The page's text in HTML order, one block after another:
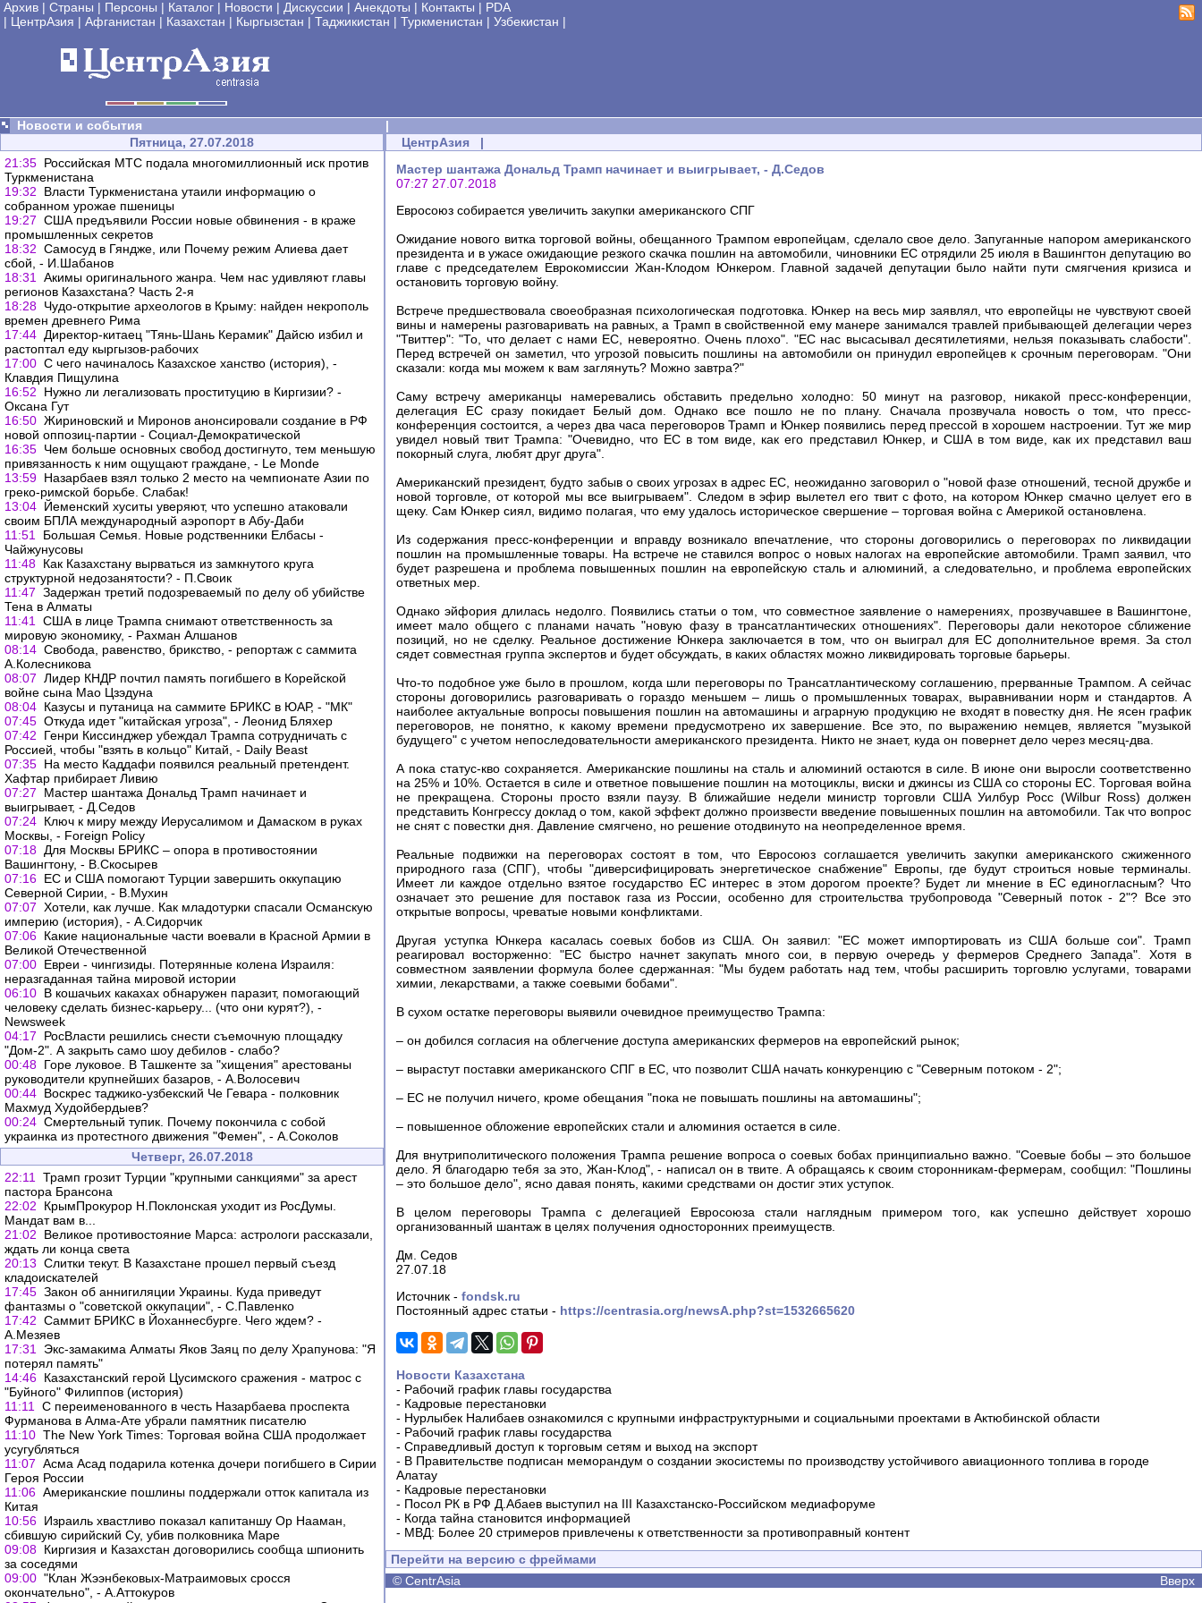
Архив | Страны | Персоны | Каталог | Новости | Дискуссии | Анекдоты | Контакты | PDA
| ЦентрАзия | Афганистан | Казахстан | Кыргызстан | Таджикистан | Туркменистан | Узбекистан |
Новости и события
|
Пятница, 27.07.2018
21:35 Российская МТС подала многомиллионный иск против
Туркменистана
19:32
Власти Туркменистана утаили информацию о
собранном урожае пшеницы
19:27 США предъявили России новые обвинения - в краже
промышленных секретов
18:32 Самосуд в Гяндже, или Почему режим Алиева дает
сбой, - И.Шабанов
18:31
Акимы оригинального жанра. Чем нас удивляют главы
регионов Казахстана? Часть 2-я
18:28 Чудо-открытие археологов в Крыму: найден некрополь
времен древнего Рима
17:44 Директор-китаец "Тянь-Шань Керамик" Дайсю избил и
растоптал еду кыргызов-рабочих
17:00 С чего начиналось Казахское ханство (история), -
Клавдия Пищулина
16:52
Нужно ли легализовать проституцию в Киргизии? -
Оксана Гут
16:50 Жириновский и Миронов анонсировали создание в РФ
новой оппозиц-партии - Социал-Демократической
16:35 Чем больше основных свобод достигнуто, тем меньшую
привязанность к ним ощущают граждане, - Le Monde
13:59 Назарбаев взял только 2 место на чемпионате Азии по
греко-римской борьбе. Слабак!
13:04 Йеменский хуситы уверяют, что успешно атаковали
своим БПЛА международный аэропорт в Абу-Даби
11:51
Большая Семья. Новые родственники Елбасы -
Чайжунусовы
11:48 Как Казахстану вырваться из замкнутого круга
структурной недозанятости? - П.Своик
11:47 Задержан третий подозреваемый по делу об убийстве
Тена в Алматы
11:41
США в лице Трампа снимают ответственность за
мировую экономику, - Рахман Алшанов
08:14 Свобода, равенство, брикство, - репортаж с саммита
А.Колесникова
08:07 Лидер КНДР почтил память погибшего в Корейской
войне сына Мао Цзэдуна
08:04 Казусы и путаница на саммите БРИКС в ЮАР, - "МК"
07:45 Откуда идет "китайская угроза", - Леонид Бляхер
07:42
Генри Киссинджер убеждал Трампа сотрудничать с
Россией, чтобы "взять в кольцо" Китай, - Daily Beast
07:35 На место Каддафи появился реальный претендент.
Хафтар прибирает Ливию
07:27
Мастер шантажа Дональд Трамп начинает и
выигрывает, - Д.Седов
07:24 Ключ к миру между Иерусалимом и Дамаском в руках
Москвы, - Foreign Policy
07:18 Для Москвы БРИКС – опора в противостоянии
Вашингтону, - В.Скосырев
07:16 ЕС и США помогают Турции завершить оккупацию
Северной Сирии, - В.Мухин
07:07 Хотели, как лучше. Как младотурки спасали Османскую
империю (история), - А.Сидорчик
07:06 Какие национальные части воевали в Красной Армии в
Великой Отечественной
07:00 Евреи - чингизиды. Потерянные колена Израиля:
неразгаданная тайна мировой истории
06:10 В кошачьих какахах обнаружен паразит, помогающий
человеку сделать бизнес-карьеру... (что они курят?), -
Newsweek
04:17
РосВласти решились снести съемочную площадку
"Дом-2". А закрыть само шоу дебилов - слабо?
00:48 Горе луковое. В Ташкенте за "хищения" арестованы
руководители крупнейших базаров, - А.Волосевич
00:44 Воскрес таджико-узбекский Че Гевара - полковник
Махмуд Худойбердыев?
00:24 Cмертельный тупик. Почему покончила с собой
украинка из протестного движения "Фемен", - А.Соколов
Четверг, 26.07.2018
22:11
Трамп грозит Турции "крупными санкциями" за арест
пастора Брансона
22:02
КрымПрокурор Н.Поклонская уходит из РосДумы.
Мандат вам в...
21:02
Великое противостояние Марса: астрологи рассказали,
ждать ли конца света
20:13 Слитки текут. В Казахстане прошел первый съезд
кладоискателей
17:45 Закон об аннигиляции Украины. Куда приведут
фантазмы о "советской оккупации", - С.Павленко
17:42 Саммит БРИКС в Йоханнесбурге. Чего ждем? -
А.Мезяев
17:31
Экс-замакима Алматы Яков Заяц по делу Храпунова: "Я
потерял память"
14:46 Казахстанский герой Цусимского сражения - матрос с
"Буйного" Филиппов (история)
11:11
С переименованного в честь Назарбаева проспекта
Фурманова в Алма-Ате убрали памятник писателю
11:10 The New York Times: Торговая война США продолжает
усугубляться
11:07 Асма Асад подарила котенка дочери погибшего в Сирии
Героя России
11:06 Американские пошлины поддержали отток капитала из
Китая
10:56 Израиль хвастливо показал капитаншу Ор Нааман,
сбившую сирийский Су, убив полковника Маре
09:08 Киргизия и Казахстан договорились сообща шпионить
за соседями
09:00 "Клан Жээнбековых-Матраимовых сросся
окончательно", - А.Аттокуров
ЦентрАзия |
Мастер шантажа Дональд Трамп начинает и выигрывает, - Д.Седов
07:27 27.07.2018
Евросоюз собирается увеличить закупки американского СПГ
Ожидание нового витка торговой войны, обещанного Трампом европейцам, сделало свое дело. Запуганные напором американского
президента и в ужасе ожидающие резкого скачка пошлин на автомобили, чиновники ЕС отрядили 25 июля в Вашингтон депутацию во
главе с председателем Еврокомиссии Жан-Клодом Юнкером. Главной задачей депутации было найти пути смягчения кризиса и
остановить торговую войну.
Встрече предшествовала своеобразная психологическая подготовка. Юнкер на весь мир заявлял, что европейцы не чувствуют своей
вины и намерены разговаривать на равных, а Трамп в свойственной ему манере занимался травлей прибывающей делегации через
"Твиттер": "То, что делает с нами ЕС, невероятно. Очень плохо". "ЕС нас высасывал десятилетиями, нельзя показывать слабости".
Перед встречей он заметил, что угрозой повысить пошлины на автомобили он принудил европейцев к срочным переговорам. "Они
сказали: когда мы можем к вам заглянуть? Можно завтра?"
Саму встречу американцы намеревались обставить предельно холодно: 50 минут на разговор, никакой пресс-конференции,
делегация ЕС сразу покидает Белый дом. Однако все пошло не по плану. Сначала прозвучала новость о том, что пресс-
конференция состоится, а через два часа переговоров Трамп и Юнкер появились перед прессой в хорошем настроении. Тут же мир
увидел новый твит Трампа: "Очевидно, что ЕС в том виде, как его представил Юнкер, и США в том виде, как их представил ваш
покорный слуга, любят друг друга".
Американский президент, будто забыв о своих угрозах в адрес ЕС, неожиданно заговорил о "новой фазе отношений, тесной дружбе и
новой торговле, от которой мы все выигрываем". Следом в эфир вылетел его твит с фото, на котором Юнкер смачно целует его в
щеку. Сам Юнкер сиял, видимо полагая, что ему удалось историческое свершение – торговая война с Америкой остановлена.
Из содержания пресс-конференции и вправду возникало впечатление, что стороны договорились о переговорах по ликвидации
пошлин на промышленные товары. На встрече не ставился вопрос о новых налогах на европейские автомобили. Трамп заявил, что
будет разрешена и проблема повышенных пошлин на европейскую сталь и алюминий, а следовательно, и проблема европейских
ответных мер.
Однако эйфория длилась недолго. Появились статьи о том, что совместное заявление о намерениях, прозвучавшее в Вашингтоне,
имеет мало общего с планами начать "новую фазу в трансатлантических отношениях". Переговоры дали некоторое сближение
позиций, но не сделку. Реальное достижение Юнкера заключается в том, что он выиграл для ЕС дополнительное время. За стол
сядет совместная группа экспертов и будет обсуждать, в каких областях можно ликвидировать торговые барьеры.
Что-то подобное уже было в прошлом, когда шли переговоры по Трансатлантическому соглашению, прерванные Трампом. А сейчас
стороны договорились разговаривать о гораздо меньшем – лишь о промышленных товарах, выравнивании норм и стандартов. А
наиболее актуальные вопросы повышения пошлин на автомашины и аграрную продукцию не входят в повестку дня. Не ясен график
переговоров, не понятно, к какому времени предусмотрено их завершение. Все это, по выражению немцев, является "музыкой
будущего" с учетом непоследовательности американского президента. Никто не знает, куда он повернет дело через месяц-два.
А пока статус-кво сохраняется. Американские пошлины на сталь и алюминий остаются в силе. В июне они выросли соответственно
на 25% и 10%. Остается в силе и ответное повышение пошлин на мотоциклы, виски и джинсы из США со стороны ЕС. Торговая война
не прекращена. Стороны просто взяли паузу. В ближайшие недели министр торговли США Уилбур Росс (Wilbur Ross) должен
представить Конгрессу доклад о том, какой эффект должно произвести введение повышенных пошлин на автомобили. Так что вопрос
не снят с повестки дня. Давление смягчено, но решение отодвинуто на неопределенное время.
Реальные подвижки на переговорах состоят в том, что Евросоюз соглашается увеличить закупки американского сжиженного
природного газа (СПГ), чтобы "диверсифицировать энергетическое снабжение" Европы, где будут строиться новые терминалы.
Имеет ли каждое отдельно взятое государство ЕС интерес в этом дорогом проекте? Будет ли мнение в ЕС единогласным? Что
означает это решение для поставок газа из России, особенно для строительства трубопровода "Северный поток - 2"? Все это
открытые вопросы, чреватые новыми конфликтами.
Другая уступка Юнкера касалась соевых бобов из США. Он заявил: "ЕС может импортировать из США больше сои". Трамп
реагировал восторженно: "ЕС быстро начнет закупать много сои, в первую очередь у фермеров Среднего Запада". Хотя в
совместном заявлении формула более сдержанная: "Мы будем работать над тем, чтобы расширить торговлю услугами, товарами
химии, лекарствами, а также соевыми бобами".
В сухом остатке переговоры выявили очевидное преимущество Трампа:
– он добился согласия на облегчение доступа американских фермеров на европейский рынок;
– вырастут поставки американского СПГ в ЕС, что позволит США начать конкуренцию с "Северным потоком - 2";
– ЕС не получил ничего, кроме обещания "пока не повышать пошлины на автомашины";
– повышенное обложение европейских стали и алюминия остается в силе.
Для внутриполитического положения Трампа решение вопроса о соевых бобах принципиально важно. "Соевые бобы – это большое
дело. Я благодарю тебя за это, Жан-Клод", - написал он в твите. А обращаясь к своим сторонникам-фермерам, сообщил: "Пошлины
– это большое дело", ясно давая понять, какими средствами он достиг этих уступок.
В целом переговоры Трампа с делегацией Евросоюза стали наглядным примером того, как успешно действует хорошо
организованный шантаж в целях получения односторонних преимуществ.
Дм. Седов
27.07.18
Источник - fondsk.ru
Постоянный адрес статьи - https://centrasia.org/newsA.php?st=1532665620
Новости Казахстана
- Рабочий график главы государства
- Кадровые перестановки
- Нурлыбек Налибаев ознакомился с крупными инфраструктурными и социальными проектами в Актюбинской области
- Рабочий график главы государства
- Справедливый доступ к торговым сетям и выход на экспорт
- В Правительстве подписан меморандум о создании экосистемы по производству устойчивого авиационного топлива в городе
Алатау
- Кадровые перестановки
- Посол РК в РФ Д.Абаев выступил на III Казахстанско-Российском медиафоруме
- Когда тайна становится информацией
- МВД: Более 20 стримеров привлечены к ответственности за противоправный контент
Перейти на версию с фреймами
© CentrAsia Вверх